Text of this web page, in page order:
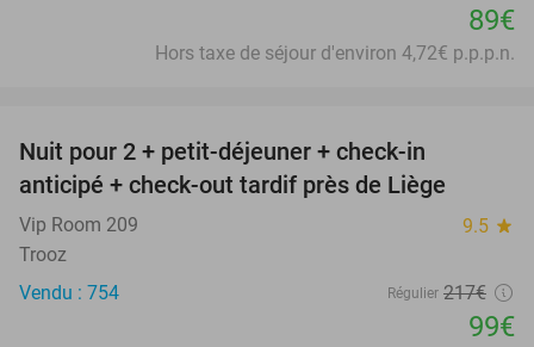
89€
Hors taxe de séjour d'environ 4,72€ p.p.p.n.
Nuit pour 2 + petit-déjeuner + check-in
anticipé + check-out tardif près de Liège
Vip Room 209 9.5 star
Trooz
Vendu : 754
Régulier 217€
99€